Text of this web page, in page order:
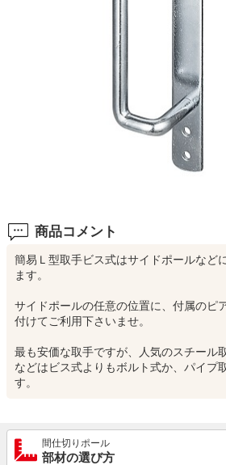
商品コメント
簡易Ｌ型取手ビス式はサイドポールなど
ます。
サイドポールの任意の位置に、付属のピ
付けてご利用下さいませ。
最も安価な取手ですが、人気のスチール
などはビス式よりもボルト式か、パイプ
す。
間仕切りポール
部材の選び方